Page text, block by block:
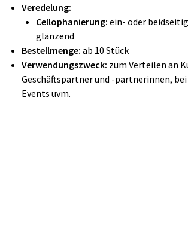
Veredelung:
Cellophanierung: ein- oder
glänzend
Bestellmenge: ab 10 Stück
Verwendungszweck: zum Verteilen an
Geschäftspartner und -partnerinnen, bei
Events uvm.